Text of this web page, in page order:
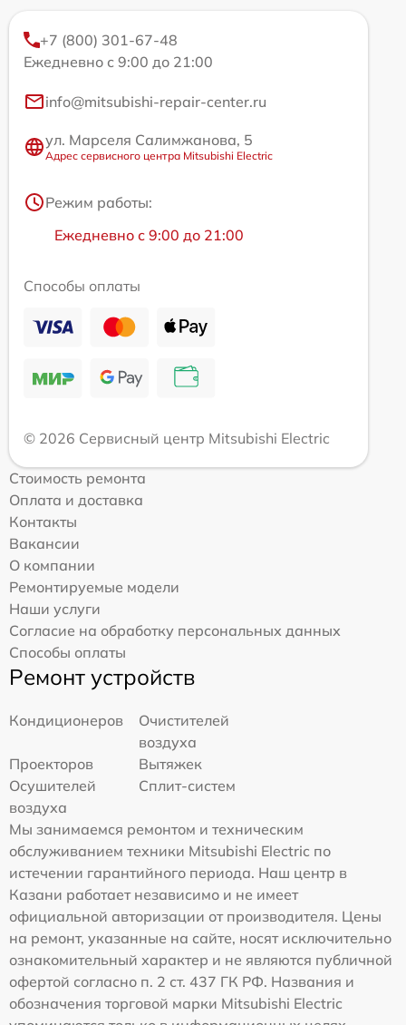
+7 (800) 301-67-48
Ежедневно с 9:00 до 21:00
info@mitsubishi-repair-center.ru
ул. Марселя Салимжанова, 5
Адрес сервисного центра Mitsubishi Electric
Режим работы:
Ежедневно с 9:00 до 21:00
Способы оплаты
© 2026 Сервисный центр Mitsubishi Electric
Стоимость ремонта
Оплата и доставка
Контакты
Вакансии
О компании
Ремонтируемые модели
Наши услуги
Согласие на обработку персональных данных
Способы оплаты
Ремонт устройств
Кондиционеров
Очистителей
воздуха
Проекторов
Вытяжек
Осушителей
воздуха
Сплит-систем
Мы занимаемся ремонтом и техническим
обслуживанием техники Mitsubishi Electric по
истечении гарантийного периода. Наш центр в
Казани работает независимо и не имеет
официальной авторизации от производителя. Цены
на ремонт, указанные на сайте, носят исключительно
ознакомительный характер и не являются публичной
офертой согласно п. 2 ст. 437 ГК РФ. Названия и
обозначения торговой марки Mitsubishi Electric